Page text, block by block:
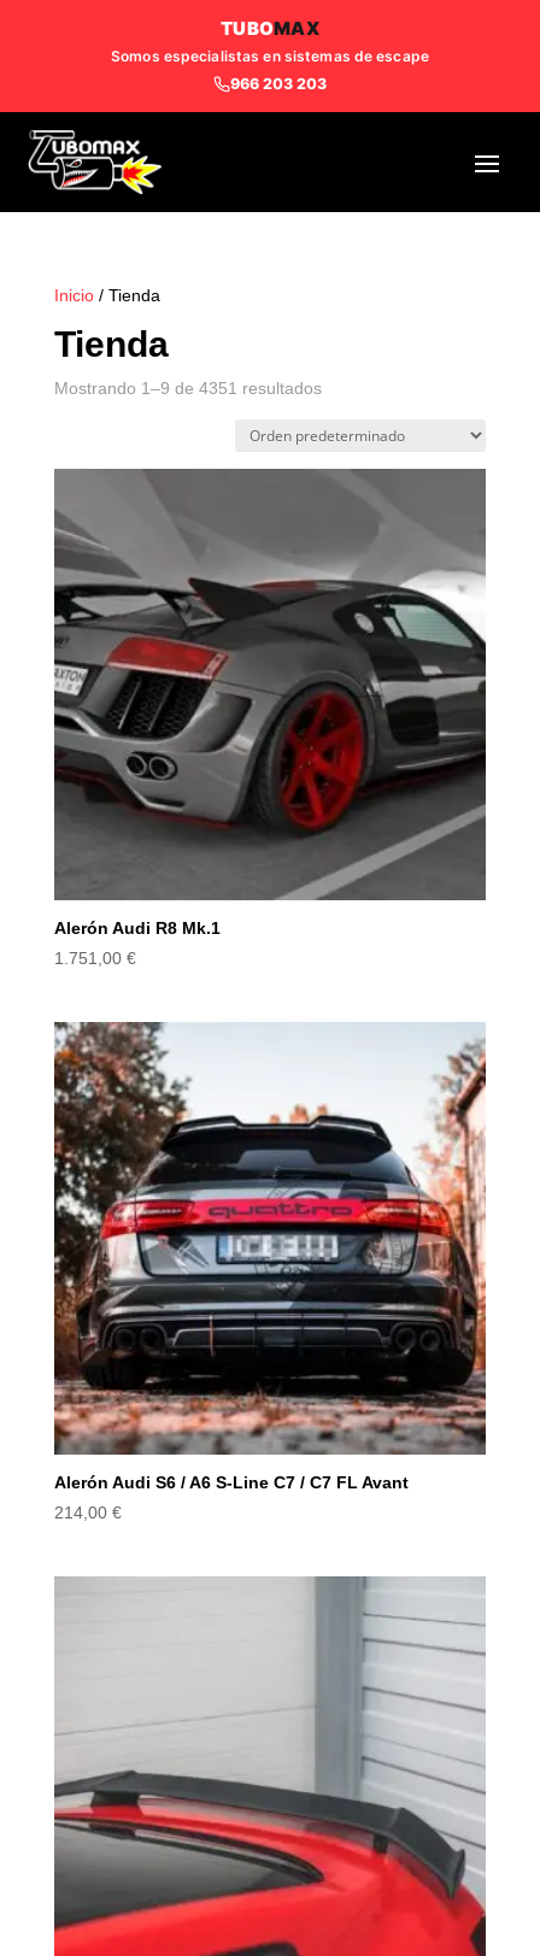
TUBOMAX
Somos especialistas en sistemas de escape
966 203 203
Inicio/ Tienda
Tienda
Mostrando 1–9 de 4351 resultados
Alerón Audi R8 Mk.1
1.751,00 €
Alerón Audi S6 / A6 S-Line C7 / C7 FL Avant
214,00 €